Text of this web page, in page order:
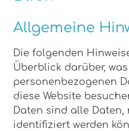
Allgemeine
Die folgenden
Überblick darüber,
personenbezogenen
diese Website
Daten sind alle
identifiziert werden